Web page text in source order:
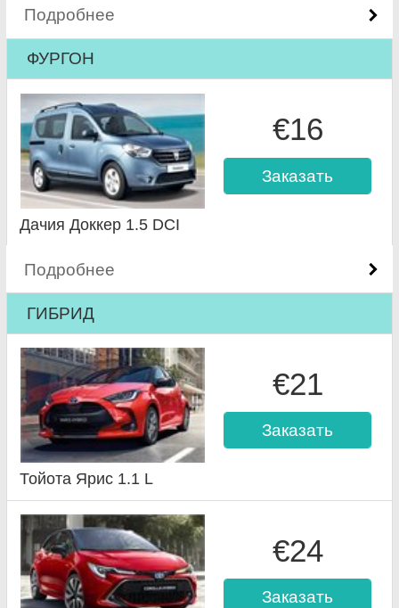
Подробнее
ФУРГОН
€16
Заказать
Дачия Доккер 1.5 DCI
Подробнее
ГИБРИД
€21
Заказать
Тойота Ярис 1.1 L
€24
Заказать